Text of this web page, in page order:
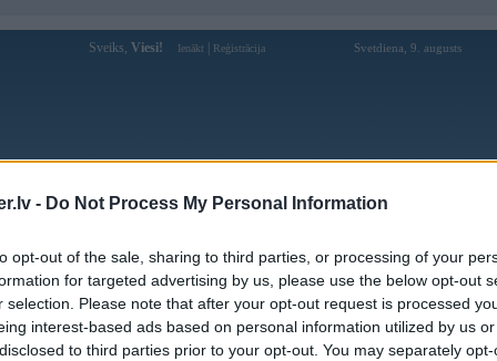
- Do Not Process My Personal Information
opt-out of the sale, sharing to third parties, or processing of your
for targeted advertising by us, please use the below opt-out
selection. Please note that after your opt-out request is processed
interest-based ads based on personal information utilized by us
to third parties prior to your opt-out. You may separately
Sveiks, Viesi! Ienākt Reģistrācija Svetdiena, 9. augusts
Forums Galerijas Reģistrācija Lietotāji
"M" modeļu dizaina nākotni
17:07